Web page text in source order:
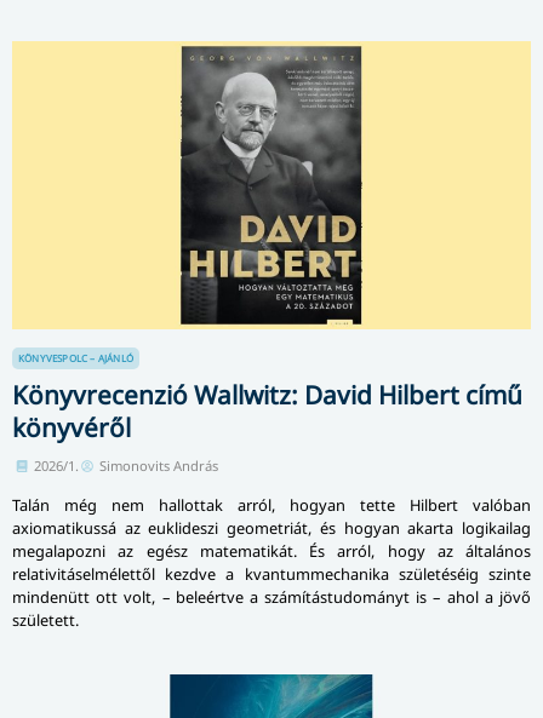
KÖNYVESPOLC – AJÁNLÓ
Könyvrecenzió Wallwitz: David Hilbert című
könyvéről
2026/1. Simonovits András
Talán még nem hallottak arról, hogyan tette Hilbert valóban
axiomatikussá az euklideszi geometriát, és hogyan akarta logikailag
megalapozni az egész matematikát. És arról, hogy az általános
relativitáselmélettől kezdve a kvantummechanika születéséig szinte
mindenütt ott volt, – beleértve a számítástudományt is – ahol a jövő
született.